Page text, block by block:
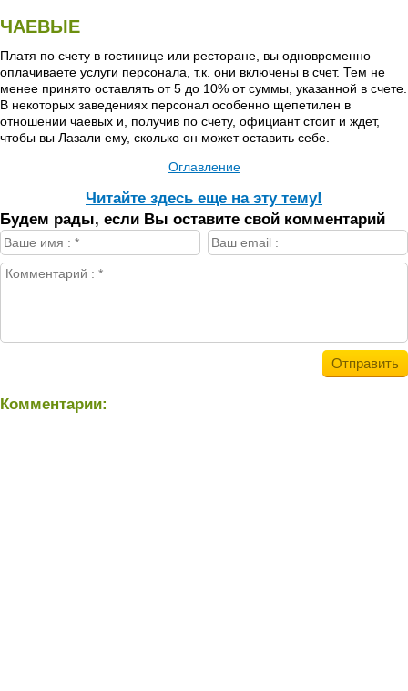
ЧАЕВЫЕ
Платя по счету в гостинице или ресторане, вы одновременно
оплачиваете услуги персонала, т.к. они включены в счет. Тем не
менее принято оставлять от 5 до 10% от суммы, указанной в счете.
В некоторых заведениях персонал особенно щепетилен в
отношении чаевых и, получив по счету, официант стоит и ждет,
чтобы вы Лазали ему, сколько он может оставить себе.
Оглавление
Читайте здесь еще на эту тему!
Будем рады, если Вы оставите свой комментарий
Комментарии: